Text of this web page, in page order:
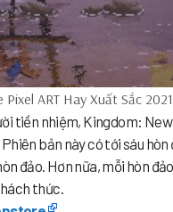
Pixel ART Hay Xuất Sắc
tiền nhiệm, Kingdom:
Phiên bản này có tới sáu
đảo. Hơn nữa, mỗi hòn
thức.